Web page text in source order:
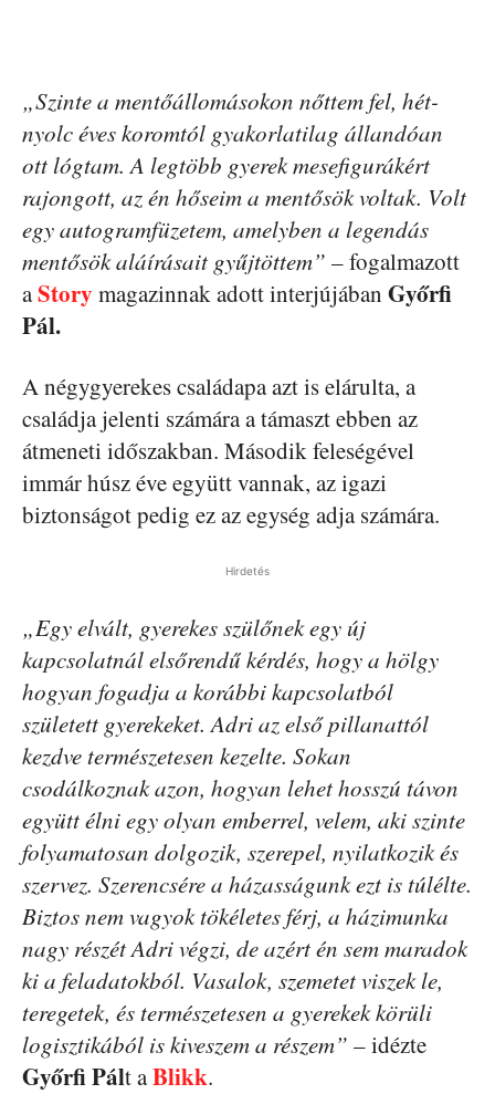
„Szinte a mentőállomásokon nőttem fel, hét-
nyolc éves koromtól gyakorlatilag állandóan
ott lógtam. A legtöbb gyerek mesefigurákért
rajongott, az én hőseim a mentősök voltak. Volt
egy autogramfüzetem, amelyben a legendás
mentősök aláírásait gyűjtöttem” – fogalmazott
aStory magazinnak adott interjújában Győrfi
Pál.
A négygyerekes családapa azt is elárulta, a
családja jelenti számára a támaszt ebben az
átmeneti időszakban. Második feleségével
immár húsz éve együtt vannak, az igazi
biztonságot pedig ez az egység adja számára.
Hirdetés
„Egy elvált, gyerekes szülőnek egy új
kapcsolatnál elsőrendű kérdés, hogy a hölgy
hogyan fogadja a korábbi kapcsolatból
született gyerekeket. Adri az első pillanattól
kezdve természetesen kezelte. Sokan
csodálkoznak azon, hogyan lehet hosszú távon
együtt élni egy olyan emberrel, velem, aki szinte
folyamatosan dolgozik, szerepel, nyilatkozik és
szervez. Szerencsére a házasságunk ezt is túlélte.
Biztos nem vagyok tökéletes férj, a házimunka
nagy részét Adri végzi, de azért én sem maradok
ki a feladatokból. Vasalok, szemetet viszek le,
teregetek, és természetesen a gyerekek körüli
logisztikából is kiveszem a részem” – idézte
Győrfi Pált aBlikk.